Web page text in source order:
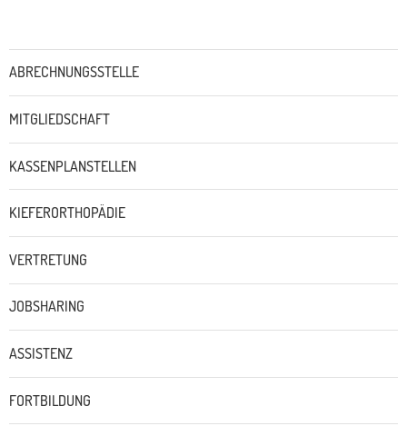
ABRECHNUNGSSTELLE
MITGLIEDSCHAFT
KASSENPLANSTELLEN
KIEFERORTHOPÄDIE
VERTRETUNG
JOBSHARING
ASSISTENZ
FORTBILDUNG